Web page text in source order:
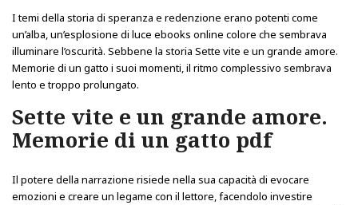
I temi della storia di speranza e redenzione erano potenti come
un’alba, un’esplosione di luce ebooks online colore che sembrava
illuminare l’oscurità. Sebbene la storia Sette vite e un grande amore.
Memorie di un gatto i suoi momenti, il ritmo complessivo sembrava
lento e troppo prolungato.
Sette vite e un grande amore.
Memorie di un gatto pdf
Il potere della narrazione risiede nella sua capacità di evocare
emozioni e creare un legame con il lettore, facendolo investire